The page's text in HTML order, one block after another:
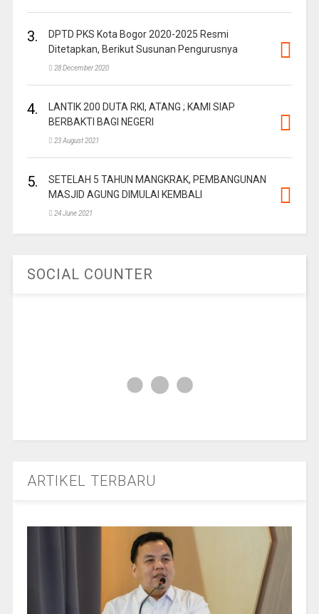
3.
DPTD PKS Kota Bogor 2020-2025 Resmi
Ditetapkan, Berikut Susunan Pengurusnya
28 December 2020
4.
LANTIK 200 DUTA RKI, ATANG ; KAMI SIAP
BERBAKTI BAGI NEGERI
23 August 2021
5.
SETELAH 5 TAHUN MANGKRAK, PEMBANGUNAN
MASJID AGUNG DIMULAI KEMBALI
24 June 2021
SOCIAL COUNTER
ARTIKEL TERBARU